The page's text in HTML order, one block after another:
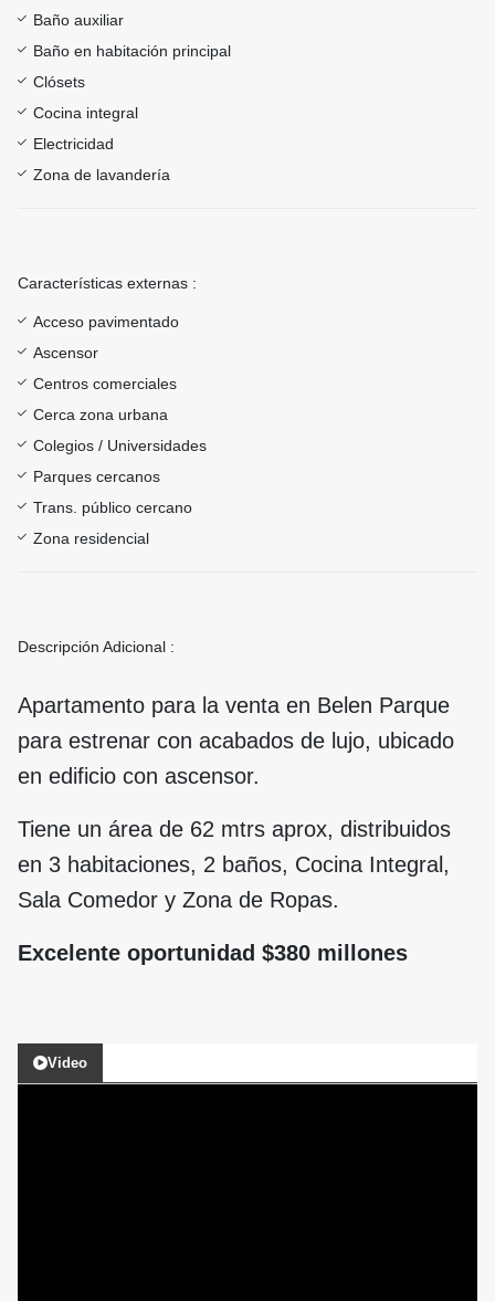
Baño auxiliar
Baño en habitación principal
Clósets
Cocina integral
Electricidad
Zona de lavandería
Características externas :
Acceso pavimentado
Ascensor
Centros comerciales
Cerca zona urbana
Colegios / Universidades
Parques cercanos
Trans. público cercano
Zona residencial
Descripción Adicional :
Apartamento para la venta en Belen Parque
para estrenar con acabados de lujo, ubicado
en edificio con ascensor.
Tiene un área de 62 mtrs aprox, distribuidos
en 3 habitaciones, 2 baños, Cocina Integral,
Sala Comedor y Zona de Ropas.
Excelente oportunidad $380 millones
Video